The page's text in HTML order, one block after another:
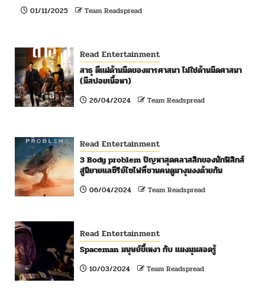
01/11/2025 Team Readspread
Read Entertainment
สาธุ ตีแผ่ด้านมืดของมารศาสนา ไม่ใช่ด้านมืดศาสนา
(มีสปอยเนื้อหา)
26/04/2024 Team Readspread
Read Entertainment
3 Body problem ปัญหาสุดคลาสสิกของนักฟิสิกส์
สู่นิยายแลซีรีย์ไซไฟที่ชวนคนดูมางุนงงด้วยกัน
06/04/2024 Team Readspread
Read Entertainment
Spaceman มนุษย์ขี้เหงา กับ แมงมุมสอดรู้
10/03/2024 Team Readspread